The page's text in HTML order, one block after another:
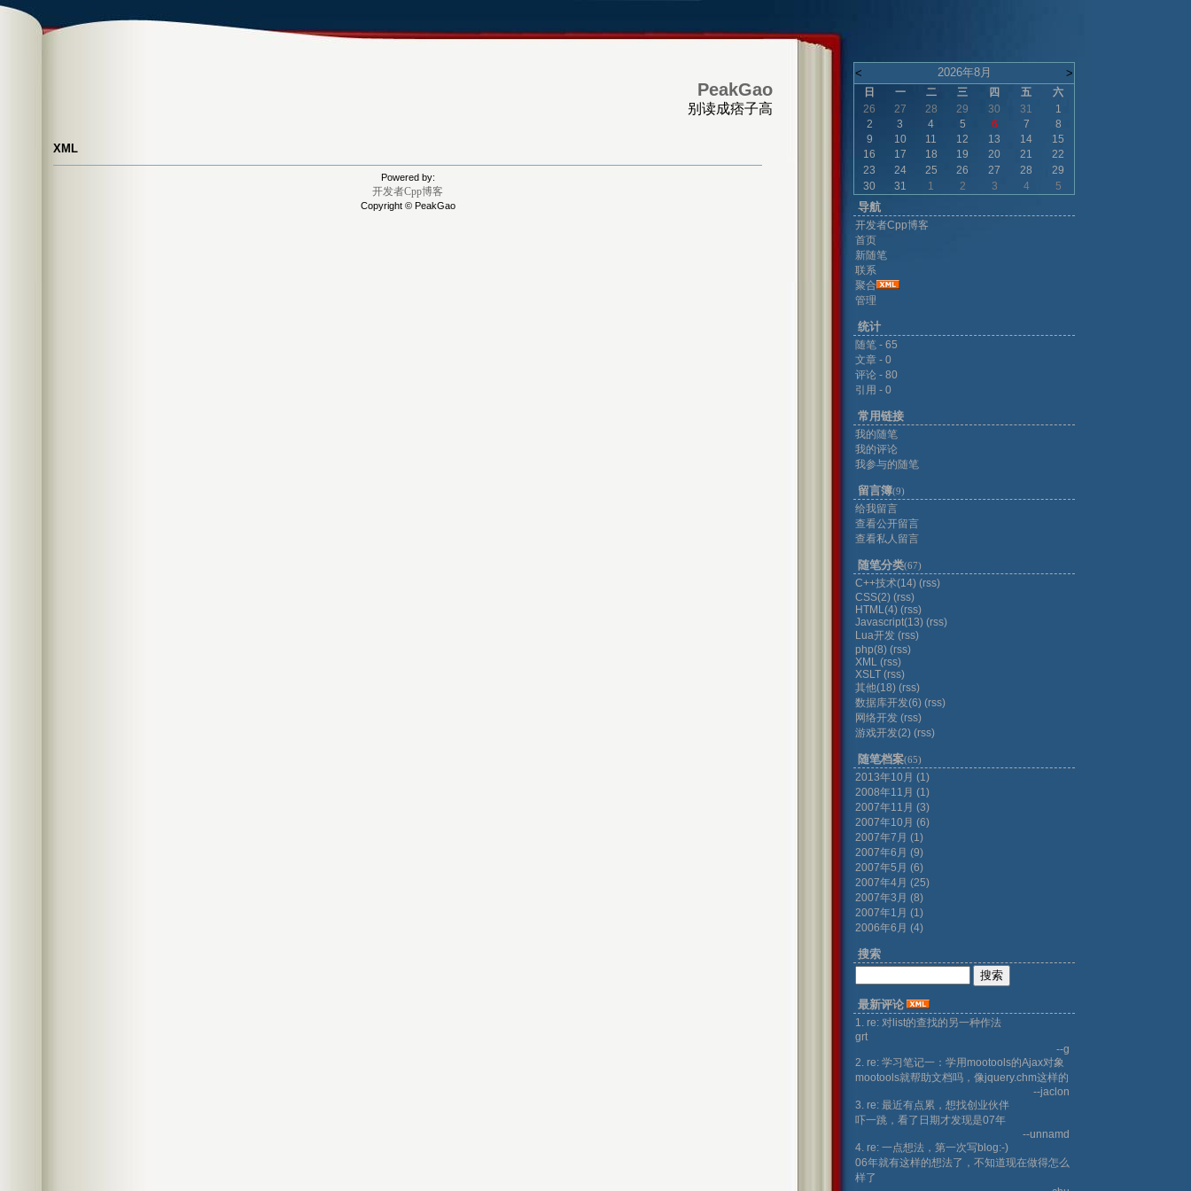
PeakGao
别读成痞子高
XML
Powered by:
开发者Cpp博客
Copyright © PeakGao
< 2026年8月 >
日 一 二 三 四 五
六
26
27 28 29 30 31
1
2
3 4 5 6 7
8
9
10 11 12 13 14
15
16
17 18 19 20 21
22
23
24 25 26 27 28
29
30
31 1 2 3 4 5
导航
开发者Cpp博客
首页
新随笔
联系
聚合
管理
统计
随笔 - 65
文章 - 0
评论 - 80
引用 - 0
常用链接
我的随笔
我的评论
我参与的随笔
留言簿(9)
给我留言
查看公开留言
查看私人留言
随笔分类(67)
C++技术(14) (rss)
CSS(2) (rss)
HTML(4) (rss)
Javascript(13) (rss)
Lua开发 (rss)
php(8) (rss)
XML (rss)
XSLT (rss)
其他(18) (rss)
数据库开发(6) (rss)
网络开发 (rss)
游戏开发(2) (rss)
随笔档案(65)
2013年10月 (1)
2008年11月 (1)
2007年11月 (3)
2007年10月 (6)
2007年7月 (1)
2007年6月 (9)
2007年5月 (6)
2007年4月 (25)
2007年3月 (8)
2007年1月 (1)
2006年6月 (4)
搜索
最新评论
1. re: 对list的查找的另一种作法
grt
--g
2. re: 学习笔记一：学用mootools的Ajax对象
mootools就帮助文档吗，像jquery.chm这样的
--jaclon
3. re: 最近有点累，想找创业伙伴
吓一跳，看了日期才发现是07年
--unnamd
4. re: 一点想法，第一次写blog:-)
06年就有这样的想法了，不知道现在做得怎么
样了